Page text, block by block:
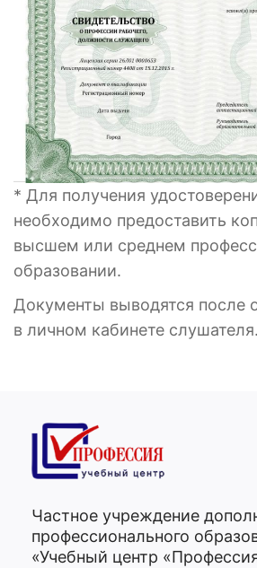
* Для получения
необходимо предоставить
высшем или среднем
образовании.
Документы выводятся после
в личном кабинете слушателя.
Частное учреждение
профессионального
«Учебный центр